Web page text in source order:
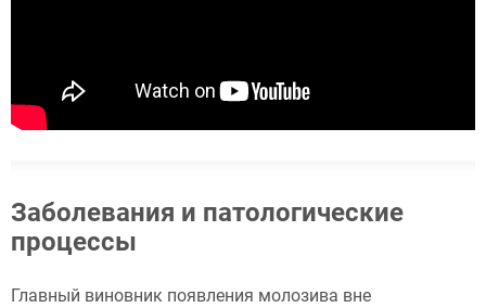
Заболевания и патологические
процессы
Главный виновник появления молозива вне